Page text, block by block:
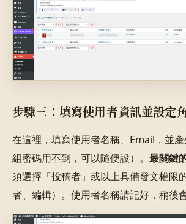
步驟三：填寫使用者資訊並設定
在這裡，填寫使用者名稱、Email，並
組密碼用不到，可以隨便設）。 最關鍵
須選擇「投稿者」或以上具備發文權限
者、編輯）。使用者名稱請記好，稍後會